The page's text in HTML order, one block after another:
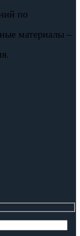
по
материалы –